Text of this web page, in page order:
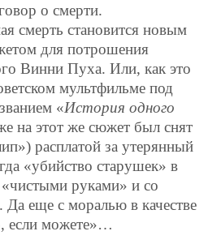
о смерти.
смерть становится новым
для потрошения
Винни Пуха. Или, как это
мультфильме под
«История одного
на этот же сюжет был снят
расплатой за утерянный
«убийство старушек» в
руками» и со
Да еще с моралью в качестве
если можете»…